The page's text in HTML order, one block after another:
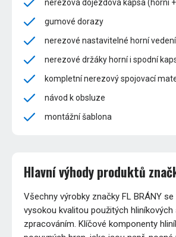
nerezová dojezdová kapsa (horní
gumové dorazy
nerezové nastavitelné horní vedení
nerezové držáky horní i spodní
kompletní nerezový spojovací
návod k obsluze
montážní šablona
Hlavní výhody produktů
Všechny výrobky značky FL BRÁNY
vysokou kvalitou použitých
zpracováním. Klíčové komponenty